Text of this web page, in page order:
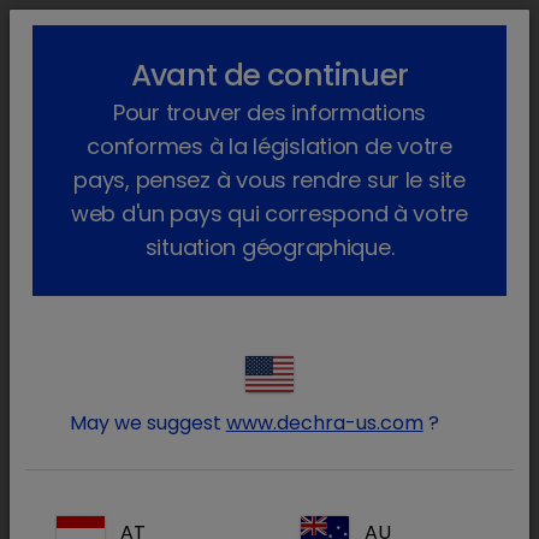
lock_outline search menu
Produits Pharma
Chat Sur ordonnance Finilac
lockConnectez-vous à votre
Avant de continuer
Pour trouver des informations
conformes à la législation de votre
pays, pensez à vous rendre sur le site
web d'un pays qui correspond à votre
situation géographique.
May we suggest www.dechra-us.com ?
AT AU